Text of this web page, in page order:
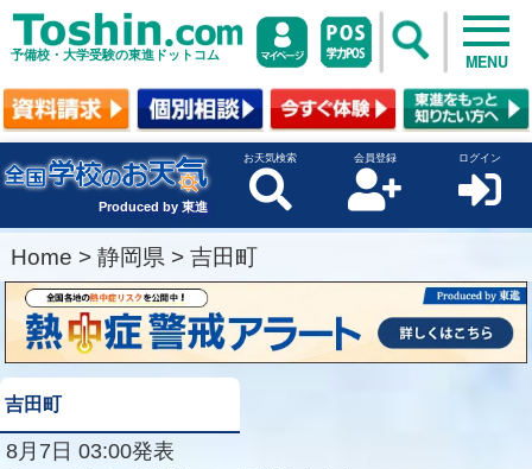
予備校・大学受験の東進ドットコム MENU
Produced by 東進
お天気検索 会員登録 ログイン
Home > 静岡県 > 吉田町
吉田町
8月7日 03:00発表